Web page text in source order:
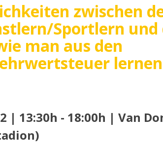
zwischen
Sportlern und
man aus den
lernen
| 13:30h - 18:00h | Van